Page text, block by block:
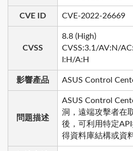
CVE ID CVE-2022-26669
CVSS
8.8 (High)
CVSS:3.1/AV:N/
I:H/A:H
影響產品 ASUS Control
問題描述
ASUS Control
洞，遠端攻擊者在
後，可利用特定
得資料庫結構或資